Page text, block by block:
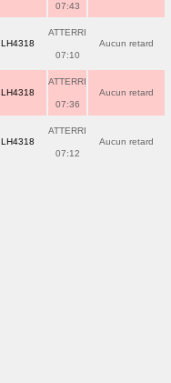
07:43
LH4318
ATTERRI
07:10
Aucun retard
LH4318
ATTERRI
07:36
Aucun retard
LH4318
ATTERRI
07:12
Aucun retard